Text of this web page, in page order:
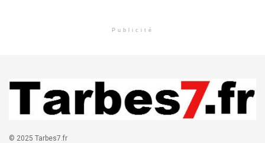
Publicité
© 2025 Tarbes7.fr